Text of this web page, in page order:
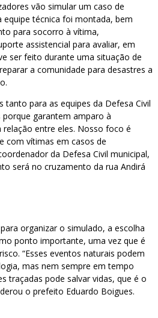
vão simular um caso de
equipe técnica foi montada, bem
para socorro à vítima,
assistencial para avaliar, em
ser feito durante uma situação de
a comunidade para desastres a
tanto para as equipes da Defesa Civil
garantem amparo à
entre eles. Nosso foco é
com vítimas em casos de
da Defesa Civil municipal,
será no cruzamento da rua Andirá
organizar o simulado, a escolha
ponto importante, uma vez que é
“Esses eventos naturais podem
mas nem sempre em tempo
traçadas pode salvar vidas, que é o
o prefeito Eduardo Boigues.